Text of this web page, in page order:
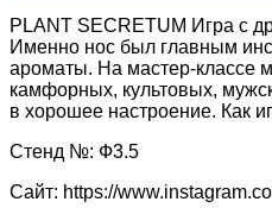
PLANT SECRETUM Игра с
Именно нос был главным
ароматы. На мастер-классе
камфорных, культовых,
в хорошее настроение. Как
Стенд №: Ф3.5
Сайт: https://